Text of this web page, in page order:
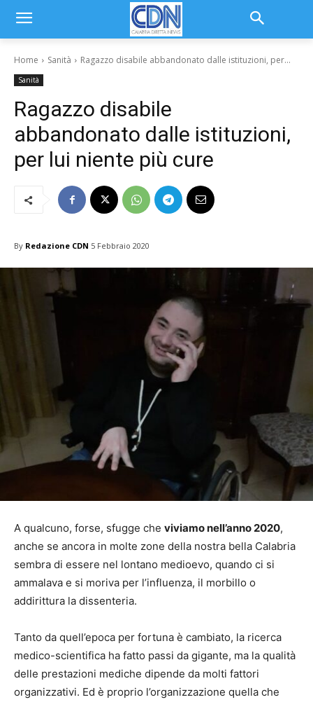
Home Sanità Ragazzo disabile abbandonato dalle istituzioni, per...
Sanità
Ragazzo disabile
abbandonato dalle istituzioni,
per lui niente più cure
By Redazione CDN 5 Febbraio 2020
A qualcuno, forse, sfugge che viviamo nell’anno 2020,
anche se ancora in molte zone della nostra bella Calabria
sembra di essere nel lontano medioevo, quando ci si
ammalava e si moriva per l’influenza, il morbillo o
addirittura la dissenteria.
Tanto da quell’epoca per fortuna è cambiato, la ricerca
medico-scientifica ha fatto passi da gigante, ma la qualità
delle prestazioni mediche dipende da molti fattori
organizzativi. Ed è proprio l’organizzazione quella che